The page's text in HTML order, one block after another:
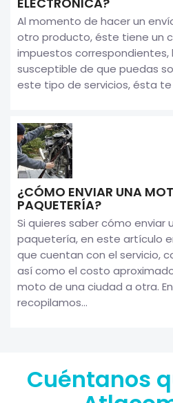
Al momento de hacer un
otro producto, éste tiene un
impuestos correspondientes,
susceptible de que puedas
este tipo de servicios, ésta te
¿CÓMO ENVIAR UNA
PAQUETERÍA?
Si quieres saber cómo
paquetería, en este artículo
que cuentan con el servicio,
así como el costo
moto de una ciudad a otra.
recopilamos...
Cuéntanos